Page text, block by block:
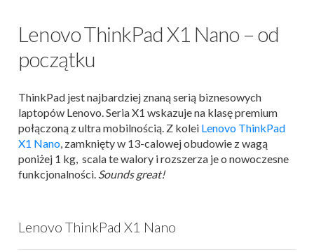
Lenovo ThinkPad X1 Nano – od
początku
ThinkPad jest najbardziej znaną serią biznesowych
laptopów Lenovo. Seria X1 wskazuje na klasę premium
połączoną z ultra mobilnością. Z kolei Lenovo ThinkPad
X1 Nano, zamknięty w 13-calowej obudowie z wagą
poniżej 1 kg, scala te walory i rozszerza je o nowoczesne
funkcjonalności. Sounds great!
Lenovo ThinkPad X1 Nano